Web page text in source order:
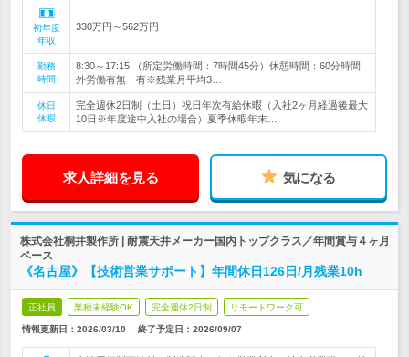
初年度
年収
330万円～562万円
勤務
時間
8:30～17:15 （所定労働時間：7時間45分）休憩時間：60分時間
外労働有無：有※残業月平均3…
休日
休暇
完全週休2日制（土日）祝日年次有給休暇（入社2ヶ月経過後最大
10日※年度途中入社の場合）夏季休暇年末…
求人詳細を見る 気になる
株式会社桐井製作所 | 耐震天井メーカー国内トップクラス／年間賞与４ヶ月
ベース
《名古屋》【技術営業サポート】年間休日126日/月残業10h
正社員 業種未経験OK 完全週休2日制 リモートワーク可
情報更新日：2026/03/10 終了予定日： 2026/09/07